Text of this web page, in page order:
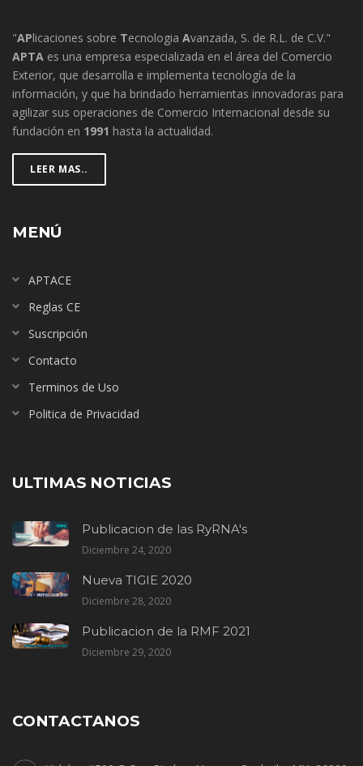
"APlicaciones sobre Tecnologia Avanzada, S. de R.L. de C.V."
APTA es una empresa especializada en el área del Comercio
Exterior, que desarrolla e implementa tecnología de la
información, y que ha brindado herramientas innovadoras para
agilizar sus operaciones de Comercio Internacional desde su
fundación en 1991 hasta la actualidad.
LEER MAS..
MENÚ
APTACE
Reglas CE
Suscripción
Contacto
Terminos de Uso
Politica de Privacidad
ULTIMAS NOTICIAS
Publicacion de las RyRNA's
Diciembre 24, 2020
Nueva TIGIE 2020
Diciembre 28, 2020
Publicacion de la RMF 2021
Diciembre 29, 2020
CONTACTANOS